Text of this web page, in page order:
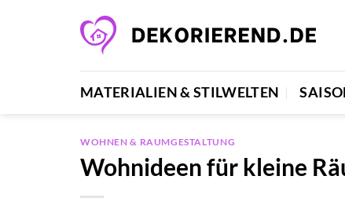
MATERIALIEN & STILWELTEN
WOHNEN & RAUMGESTALTUNG
Wohnideen für kleine